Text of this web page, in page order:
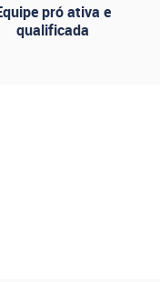
pró ativa e
qualificada